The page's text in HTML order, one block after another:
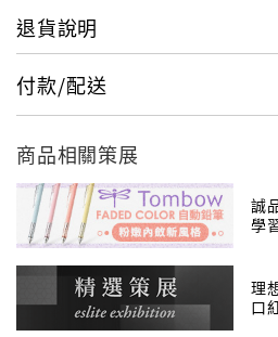
【關於TOMBOW】
從1913年創立開始，不論時代
TOMBOW總扮演文具與使用者的
變為文具。
更足以代表個人的個性及品味
造文具時，不可缺少的理念，
退貨說明
付款/配送
商品相關策展
誠
學
理
口